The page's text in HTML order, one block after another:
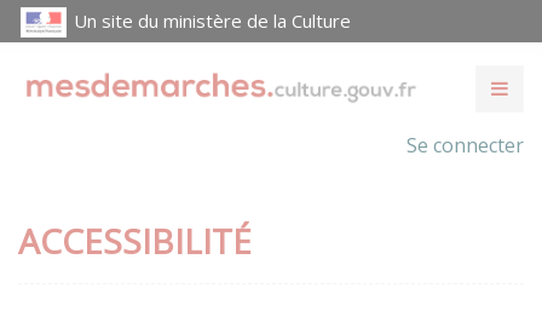
Un site du ministère de la Culture
Se connecter
ACCESSIBILITÉ